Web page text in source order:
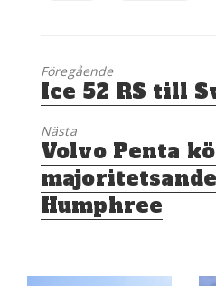
Föregående
Föregående
inlägg:
Ice 52 RS till
Nästa
Nästa
inlägg:
Volvo Penta
Humphree